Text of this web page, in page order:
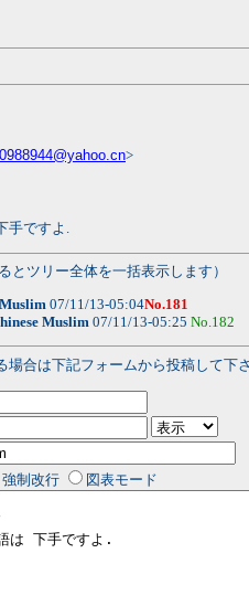
>
手ですよ.
とツリー全体を一括表示します）
07/11/13-05:04No.181
Muslim07/11/13-05:25 No.182
場合は下記フォームから投稿して下さ
強制改行 図表モード